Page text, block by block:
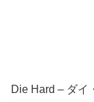
Die Hard – ダイ